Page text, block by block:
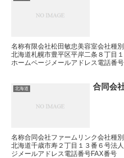
名称有限会社松田敏忠美容室会社種
北海道札幌市豊平区平岸二条８丁目
ホームページメールアドレス電話番
北海道 合同会
名称合同会社ファームリンク会社種
北海道千歳市寿２丁目１３番６号法
ジメールアドレス電話番号FAX番号